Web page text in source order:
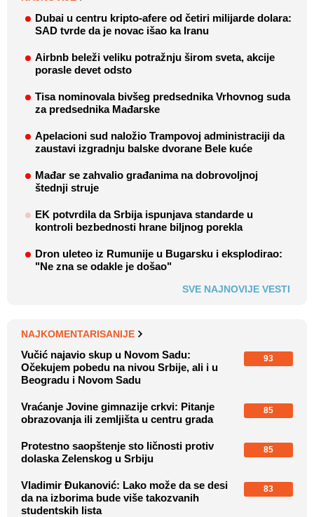
Dubai u centru kripto-afere od četiri milijarde dolara:
SAD tvrde da je novac išao ka Iranu
Airbnb beleži veliku potražnju širom sveta, akcije
porasle devet odsto
Tisa nominovala bivšeg predsednika Vrhovnog suda
za predsednika Mađarske
Apelacioni sud naložio Trampovoj administraciji da
zaustavi izgradnju balske dvorane Bele kuće
Mađar se zahvalio građanima na dobrovoljnoj
štednji struje
EK potvrdila da Srbija ispunjava standarde u
kontroli bezbednosti hrane biljnog porekla
Dron uleteo iz Rumunije u Bugarsku i eksplodirao:
"Ne zna se odakle je došao"
SVE NAJNOVIJE VESTI
NAJKOMENTARISANIJE
Vučić najavio skup u Novom Sadu:
Očekujem pobedu na nivou Srbije, ali i u
Beogradu i Novom Sadu
93
Vraćanje Jovine gimnazije crkvi: Pitanje
obrazovanja ili zemljišta u centru grada
85
Protestno saopštenje sto ličnosti protiv
dolaska Zelenskog u Srbiju
85
Vladimir Đukanović: Lako može da se desi
da na izborima bude više takozvanih
studentskih lista
83